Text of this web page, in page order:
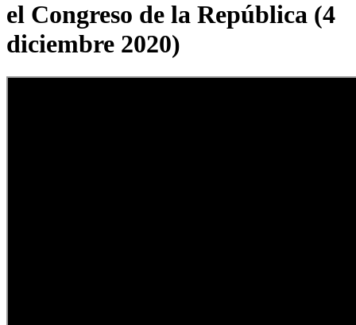
el Congreso de la República (4
diciembre 2020)